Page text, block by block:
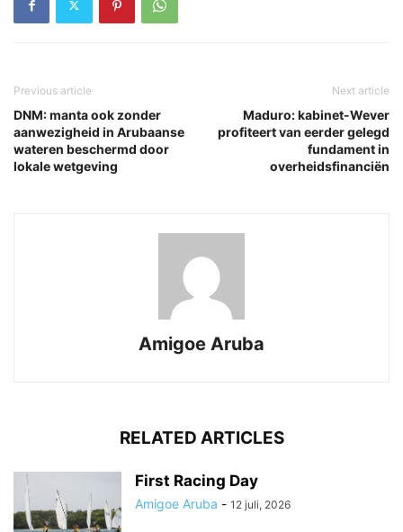
Previous article
DNM: manta ook zonder
aanwezigheid in Arubaanse
wateren beschermd door
lokale wetgeving
Next article
Maduro: kabinet-Wever
profiteert van eerder gelegd
fundament in
overheidsfinanciën
Amigoe Aruba
RELATED ARTICLES
First Racing Day
Amigoe Aruba - 12 juli, 2026